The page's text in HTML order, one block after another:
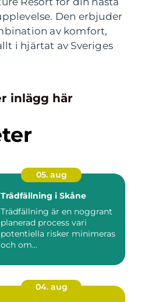
Den erbjuder
av komfort,
i hjärtat av Sveriges
inlägg här
05. aug
Trädfällning i Skåne
Trädfällning är en noggrant
planerad process vari
potentiella risker minimeras
och om...
04. aug